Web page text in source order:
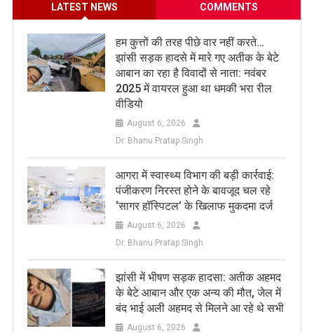
LATEST NEWS COMMENTS
हम कुत्तों की तरह पीछे वार नहीं करते…
झांसी सड़क हादसे में मारे गए अतीक के बेटे
आबान का रहा है विवादों से नाता: नवंबर
2025 में वायरल हुआ था धमकी भरा रील
वीडियो
August 6, 2026
Dr. Bhanu Pratap Singh
आगरा में स्वास्थ्य विभाग की बड़ी कार्रवाई:
पंजीकरण निरस्त होने के बावजूद चल रहे
‘सागर हॉस्पिटल’ के खिलाफ मुकदमा दर्ज
August 6, 2026
Dr. Bhanu Pratap Singh
झांसी में भीषण सड़क हादसा: अतीक अहमद
के बेटे आबान और एक अन्य की मौत, जेल में
बंद भाई अली अहमद से मिलने आ रहे थे सभी
August 6, 2026